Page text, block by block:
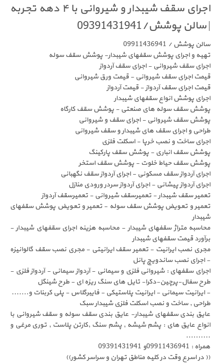
اجرای سقف شیبدار و شیروانی با ۴ دهه تجربه
پوشش/09391431941
پوشش / 09911436941
و اجرای پوشش سقفهای شیبدار- پوشش سقف سوله
سقف شیروانی - اجرای سقف آردواز
اجرای سقف شیروانی - قیمت ورق شیروانی
اجرای سقف آردواز - قیمت آردواز
پوشش انواع سقفهای شیبدار
سقف سوله های صنعتی - پوشش سقف کارگاه
سقف شیروانی - اجرای سقف و شیروانی
و اجرای سقف های شیبدار و سقف شیروانی
ساخت و نصب خرپا - اسکلت فلزی
سقف انباری - پوشش سقف پارکینگ
سقف حیاط خلوت - پوشش سقف استخر
آردواز سقف مسکونی - اجرای آردواز سقف نگهبانی
آردواز پیشانی - اجرای آردواز سردر ورودی منازل
سقف شیبدار - تعمیرسقف شیروانی - تعمیرسقف آردواز
و تعویض پوشش سقف سوله - تعمیر و تعویض پوشش سقفهای
متراژ سقفهای شیبدار - محاسبه هزینه اجرای سقفهای شیبدار -
قیمت سقفهای شیبدار
نصب ایرانیت - تعمیر سقف ایرانیتی - مجری نصب سقف گالوانیزه
نصب ساندویچ پانل
سقفهای : شیروانی فلزی و سیمانی - آردواز سیمانی - آردواز فلزی -
سفال-پرچین-دکرا- تایل های سنگ ریزه ای - طرح شینگل
سیمانی - ایرانیت پلاستیکی - فایبرگلاس - پلی کربنات و.......
, ساخت و نصب اسکلت فلزی شیبدار سبک
بندی سقفهای شیبدار- عایق بندی سقف سوله و سقف شیروانی با
عایق های : پشم شیشه , پشم سنگ ,کارتن پلاست , توری مرغی و
09391431941
اسرع وقت در کلیه مناطق تهران و سراسر کشور))